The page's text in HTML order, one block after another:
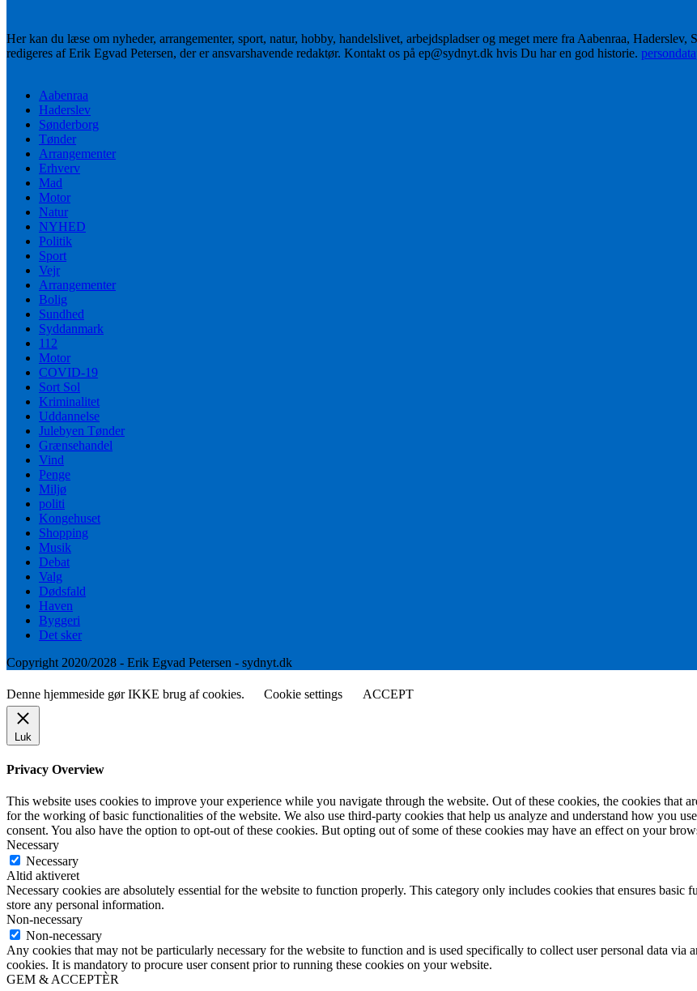
Her kan du læse om nyheder, arrangementer, sport, natur, hobby, handelslivet, arbejdspladser og meget mere fra Aabenraa,
redigeres af Erik Egvad Petersen, der er ansvarshavende redaktør. Kontakt os på ep@sydnyt.dk hvis Du har en god historie.
Aabenraa
Haderslev
Sønderborg
Tønder
Arrangementer
Erhverv
Mad
Motor
Natur
NYHED
Politik
Sport
Vejr
Arrangementer
Bolig
Sundhed
Syddanmark
112
Motor
COVID-19
Sort Sol
Kriminalitet
Uddannelse
Julebyen Tønder
Grænsehandel
Vind
Penge
Miljø
politi
Kongehuset
Shopping
Musik
Debat
Valg
Dødsfald
Haven
Byggeri
Det sker
Copyright 2020/2028 - Erik Egvad Petersen - sydnyt.dk
Denne hjemmeside gør IKKE brug af cookies. Cookie settings ACCEPT
Luk
Privacy Overview
This website uses cookies to improve your experience while you navigate through the website. Out of these cookies, the cookies that
for the working of basic functionalities of the website. We also use third-party cookies that help us analyze and understand how you
consent. You also have the option to opt-out of these cookies. But opting out of some of these cookies may have an effect on your
Necessary
Necessary
Altid aktiveret
Necessary cookies are absolutely essential for the website to function properly. This category only includes cookies that ensures basic
store any personal information.
Non-necessary
Non-necessary
Any cookies that may not be particularly necessary for the website to function and is used specifically to collect user personal data via
cookies. It is mandatory to procure user consent prior to running these cookies on your website.
GEM & ACCEPTÈR